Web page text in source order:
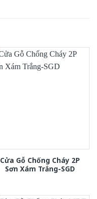
Cửa Gỗ Chống Cháy 2P
Sơn Xám Trắng-SGD